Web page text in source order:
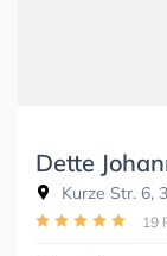
Dette
Kurze Str. 6,
19